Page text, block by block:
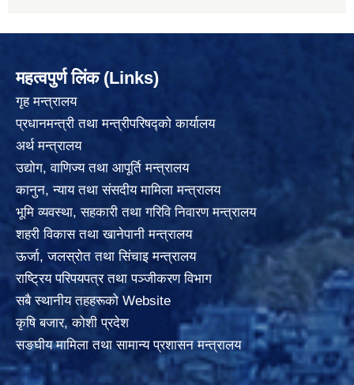
महत्वपुर्ण लिंक (Links)
गृह मन्त्रालय
प्रधानमन्त्री तथा मन्त्रीपरिषद्को कार्यालय
अर्थ मन्त्रालय
उद्योग, वाणिज्य तथा आपूर्ति मन्त्रालय
कानुन, न्याय तथा संसदीय मामिला मन्त्रालय
भूमि व्यवस्था, सहकारी तथा गरिवि निवारण मन्त्रालय
शहरी विकास तथा खानेपानी मन्त्रालय
ऊर्जा, जलस्रोत तथा सिंचाइ मन्त्रालय
राष्ट्रिय परिपयपत्र तथा पञ्जीकरण विभाग
सबै स्थानीय तहहरूको Website
कृषि बजार, कोशी प्रदेश
सङघीय मामिला तथा सामान्य प्रशासन मन्त्रालय